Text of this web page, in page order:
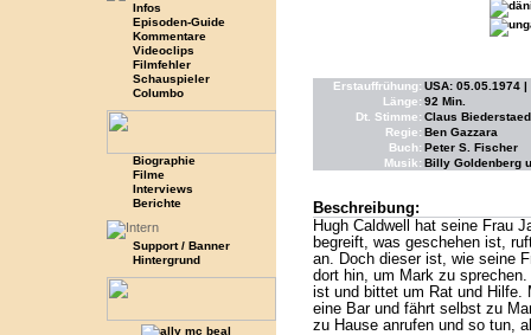
Infos
Episoden-Guide
Kommentare
Videoclips
Filmfehler
Schauspieler
Columbo
Biographie
Filme
Interviews
Berichte
Support / Banner
Hintergrund
Erstauffrühung: USA: 05.05.1974 |
Länge: 92 Min.
Dt. Stimme: Claus
Regie: Ben Gazzara
Buch: Peter S. Fischer
Musik: Billy Goldenberg
Beschreibung:
Hugh Caldwell hat seine Frau
begreift, was geschehen ist,
an. Doch dieser ist, wie seine
dort hin, um Mark zu
ist und bittet um Rat und Hilfe.
eine Bar und fährt selbst zu
zu Hause anrufen und so tun,